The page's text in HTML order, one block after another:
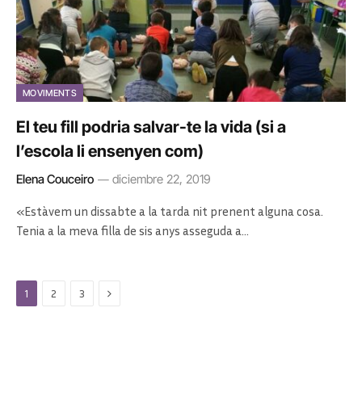
MOVIMENTS
El teu fill podria salvar-te la vida (si a
l’escola li ensenyen com)
Elena Couceiro diciembre 22, 2019
«Estàvem un dissabte a la tarda nit prenent alguna cosa.
Tenia a la meva filla de sis anys asseguda a…
1 2 3 Next